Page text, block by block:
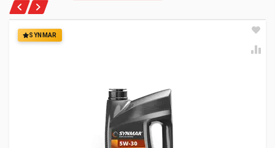
SYNMAR